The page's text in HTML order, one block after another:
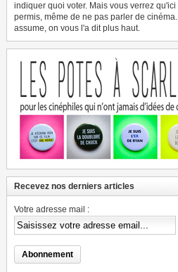
indiquer quoi voter. Mais vous verrez qu'ici
permis, même de ne pas parler de cinéma.
assume, on vous l'a dit plus haut.
Recevez nos derniers articles
Votre adresse mail :